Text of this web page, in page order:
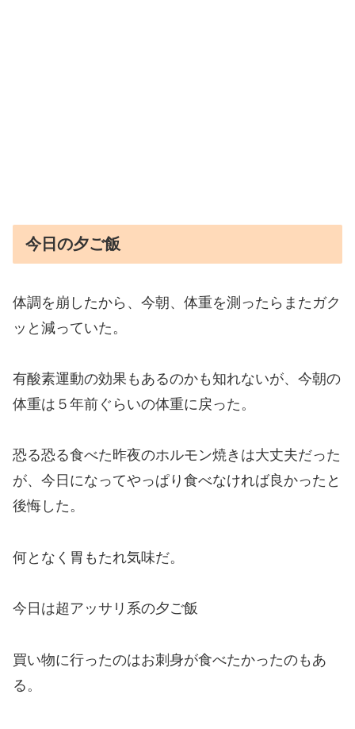
今日の夕ご飯
体調を崩したから、今朝、体重を測ったらまたガク
ッと減っていた。
有酸素運動の効果もあるのかも知れないが、今朝の
体重は５年前ぐらいの体重に戻った。
恐る恐る食べた昨夜のホルモン焼きは大丈夫だった
が、今日になってやっぱり食べなければ良かったと
後悔した。
何となく胃もたれ気味だ。
今日は超アッサリ系の夕ご飯
買い物に行ったのはお刺身が食べたかったのもあ
る。